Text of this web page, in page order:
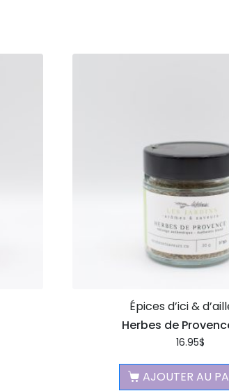
Épices d’ici &
Herbes de
16.95$
AJOUTER AU